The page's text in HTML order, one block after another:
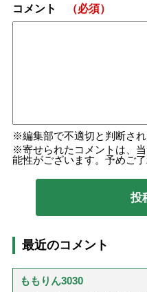
コメント （必須）
編集部で不適切と判断さ
寄せられたコメントは、
能性がございます。予めご了
最近のコメント
ももりん3030